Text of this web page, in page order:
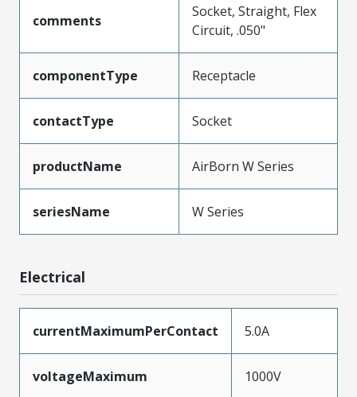
comments
Socket, Straight, Flex
Circuit, .050"
componentType Receptacle
contactType Socket
productName AirBorn W Series
seriesName W Series
Electrical
currentMaximumPerContact 5.0A
voltageMaximum 1000V